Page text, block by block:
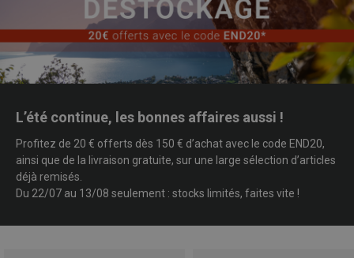
L’été continue, les bonnes affaires aussi !
Profitez de 20 € offerts dès 150 € d’achat avec le code END20,
ainsi que de la livraison gratuite, sur une large sélection d’articles
déjà remisés.
Du 22/07 au 13/08 seulement : stocks limités, faites vite !